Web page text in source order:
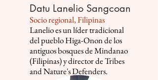
Datu Lanelio Sangcoan
Socio regional, Filipinas
Lanelio es un líder tradicional
del pueblo Higa-Onon de los
antiguos bosques de Mindanao
(Filipinas) y director de Tribes
and Nature's Defenders.